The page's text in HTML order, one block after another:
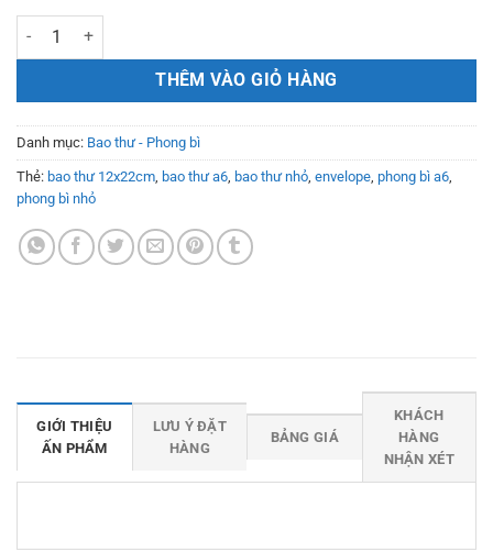
Bao thư 12x22cm số lượng
THÊM VÀO GIỎ HÀNG
Danh mục: Bao thư - Phong bì
Thẻ: bao thư 12x22cm bao thư a6 bao thư nhỏ envelope phong bì a6
phong bì nhỏ
GIỚI THIỆU
ẤN PHẨM
LƯU Ý ĐẶT
HÀNG
BẢNG GIÁ
KHÁCH
HÀNG
NHẬN XÉT